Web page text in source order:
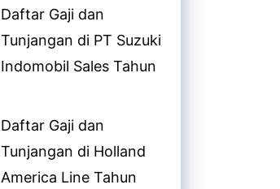
Daftar Gaji dan
Tunjangan di PT Suzuki
Indomobil Sales Tahun
Daftar Gaji dan
Tunjangan di Holland
America Line Tahun